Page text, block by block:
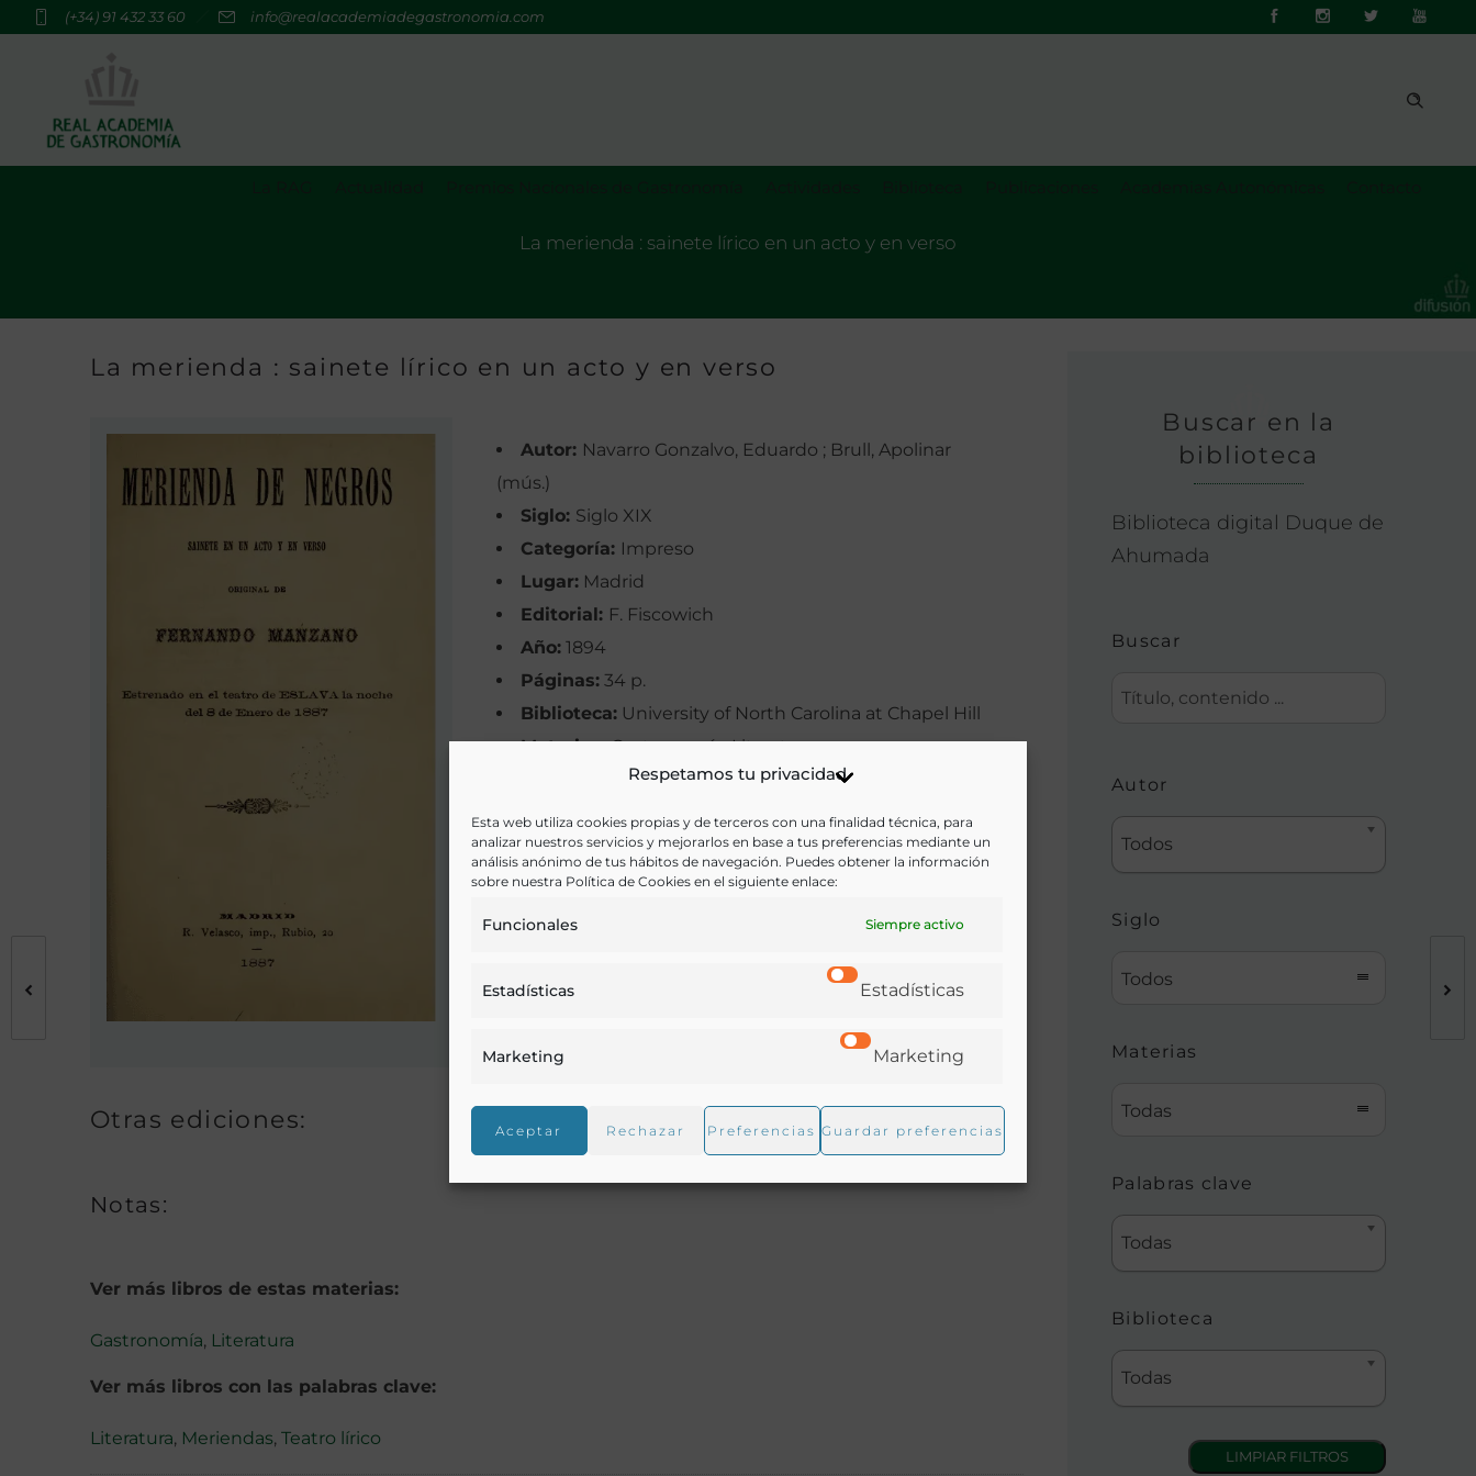
Respetamos tu privacidad
Esta web utiliza cookies propias y de terceros con una finalidad técnica, para
analizar nuestros servicios y mejorarlos en base a tus preferencias mediante un
análisis anónimo de tus hábitos de navegación. Puedes obtener la información
sobre nuestra Política de Cookies en el siguiente enlace:
Funcionales Siempre activo
Estadísticas Estadísticas
Marketing Marketing
Aceptar Rechazar Preferencias Guardar preferencias
(+34) 91 432 33 60 info@realacademiadegastronomia.com
La merienda : sainete lírico en un acto y en verso
La merienda : sainete lírico en un acto y en verso
Autor: Navarro Gonzalvo, Eduardo ; Brull, Apolinar
(mús.)
Siglo: Siglo XIX
Categoría: Impreso
Lugar: Madrid
Editorial: F. Fiscowich
Año: 1894
Páginas: 34 p.
Biblioteca: University of North Carolina at Chapel Hill
Materias:Gastronomía, Literatura
Palabras clave:Literatura, Meriendas, Teatro lírico
Idioma:
Castellano
Ir a versión electrónica
Otras ediciones:
Notas:
Ver más libros de estas materias:
Gastronomía, Literatura
Ver más libros con las palabras clave:
Literatura, Meriendas, Teatro lírico
Buscar en la
biblioteca
Biblioteca digital Duque de
Ahumada
Buscar
Autor
Todos
Siglo
Todos
Materias
Todas
Palabras clave
Todas
Biblioteca
Todas